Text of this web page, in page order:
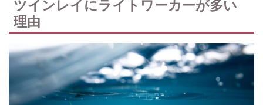
ツインレイにライトワーカーが多い
理由